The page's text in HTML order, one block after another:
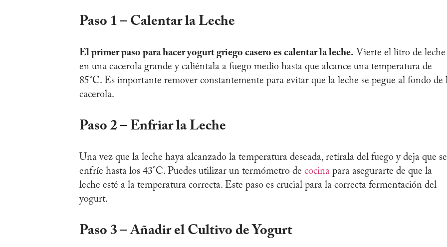
Paso 1 – Calentar la Leche
El primer paso para hacer yogurt griego casero es calentar la leche. Vierte el litro de leche
en una cacerola grande y caliéntala a fuego medio hasta que alcance una temperatura de
85°C. Es importante remover constantemente para evitar que la leche se pegue al fondo de
cacerola.
Paso 2 – Enfriar la Leche
Una vez que la leche haya alcanzado la temperatura deseada, retírala del fuego y deja que se
enfríe hasta los 43°C. Puedes utilizar un termómetro de cocina para asegurarte de que la
leche esté a la temperatura correcta. Este paso es crucial para la correcta fermentación del
yogurt.
Paso 3 – Añadir el Cultivo de Yogurt